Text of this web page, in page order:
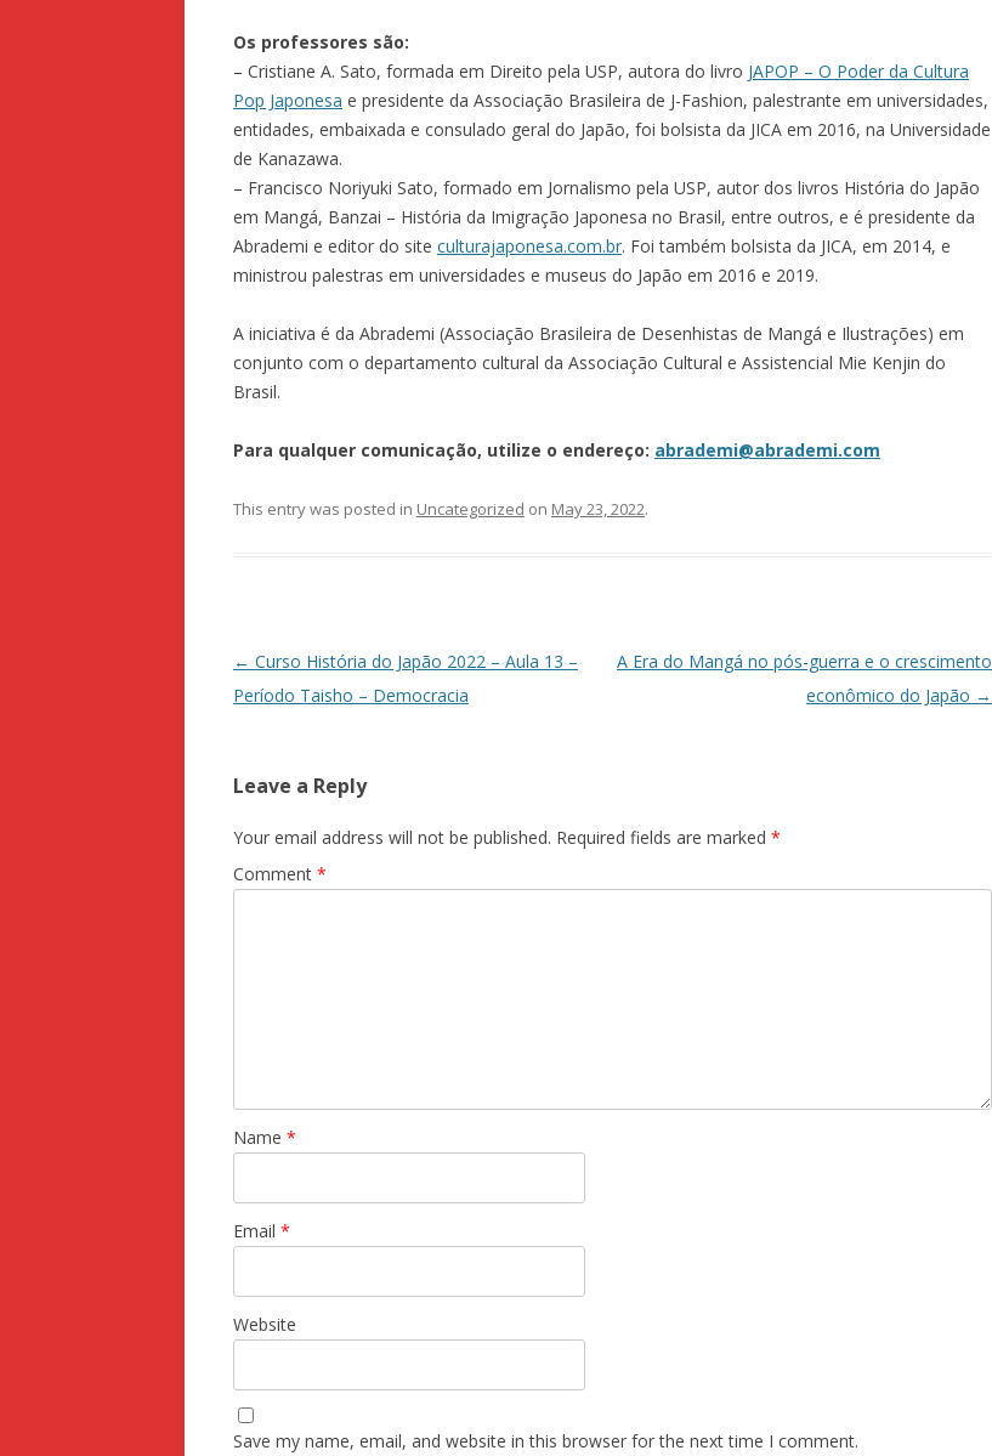
Os professores são:
– Cristiane A. Sato, formada em Direito pela USP, autora do livro JAPOP – O Poder da Cultura
Pop Japonesa e presidente da Associação Brasileira de J-Fashion, palestrante em universidades,
entidades, embaixada e consulado geral do Japão, foi bolsista da JICA em 2016, na Universidade
de Kanazawa.
– Francisco Noriyuki Sato, formado em Jornalismo pela USP, autor dos livros História do Japão
em Mangá, Banzai – História da Imigração Japonesa no Brasil, entre outros, e é presidente da
Abrademi e editor do site culturajaponesa.com.br. Foi também bolsista da JICA, em 2014, e
ministrou palestras em universidades e museus do Japão em 2016 e 2019.
A iniciativa é da Abrademi (Associação Brasileira de Desenhistas de Mangá e Ilustrações) em
conjunto com o departamento cultural da Associação Cultural e Assistencial Mie Kenjin do
Brasil.
Para qualquer comunicação, utilize o endereço: abrademi@abrademi.com
This entry was posted in Uncategorized on May 23, 2022.
Post navigation
← Curso História do Japão 2022 – Aula 13 –
Período Taisho – Democracia
A Era do Mangá no pós-guerra e o crescimento
econômico do Japão →
Leave a Reply
Your email address will not be published. Required fields are marked *
Comment *
Name *
Email *
Website
Save my name, email, and website in this browser for the next time I comment.